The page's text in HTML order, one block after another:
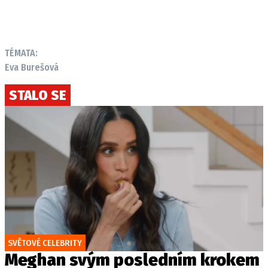
TÉMATA:
Eva Burešová
STALO SE
SVĚTOVÉ CELEBRITY
Meghan svým posledním krokem